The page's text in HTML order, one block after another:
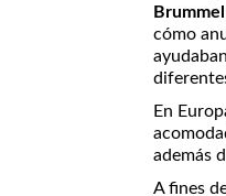
Brummel
cómo
En
además
A fines